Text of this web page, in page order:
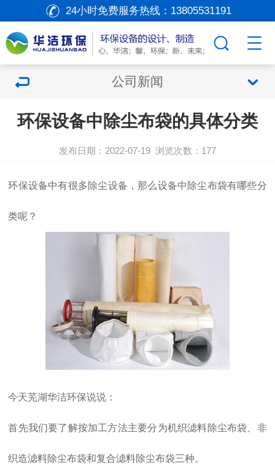
24小时免费服务热线： 13805531191
公司新闻
环保设备中除尘布袋的具体分类
发布日期：2022-07-19 浏览次数： 177
环保设备中有很多除尘设备 ，那么设备中除尘布袋有哪些分
类呢？
今天芜湖华洁环保说说：
首先我们要了解按加工方法主要分为机织滤料除尘布袋、非
织造滤料除尘布袋和复合滤料除尘布袋三种。